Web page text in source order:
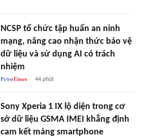
NCSP tổ chức tập huấn an ninh
mạng, nâng cao nhận thức bảo vệ
dữ liệu và sử dụng AI có trách
nhiệm
44 phút
Sony Xperia 1 IX lộ diện trong cơ
sở dữ liệu GSMA IMEI khẳng định
cam kết mảng smartphone